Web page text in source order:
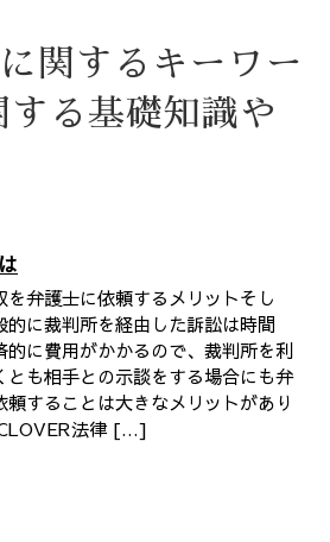
関するキーワー
する基礎知識や
を弁護士に依頼するメリットそし
的に裁判所を経由した訴訟は時間
的に費用がかかるので、裁判所を利
とも相手との示談をする場合にも弁
頼することは大きなメリットがあり
法律 […]